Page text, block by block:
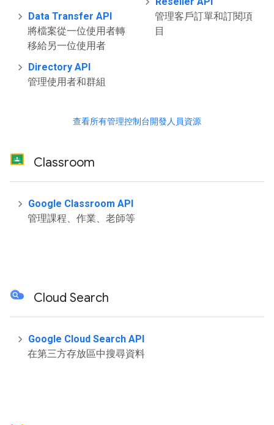
Data Transfer API
將檔案從一位使用者轉
移給另一位使用者
Directory API
管理使用者和群組
管理客戶訂單和訂閱項
目
查看所有管理控制台開發人員資源
Classroom
Google Classroom API
管理課程、作業、老師等
Cloud Search
Google Cloud Search API
在第三方存放區中搜尋資料